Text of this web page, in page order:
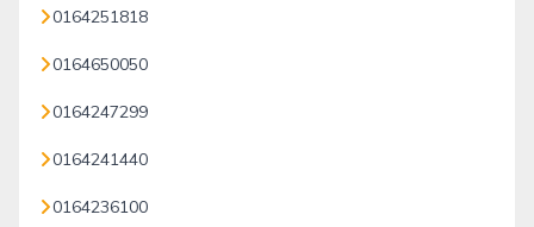
0164251818
0164650050
0164247299
0164241440
0164236100